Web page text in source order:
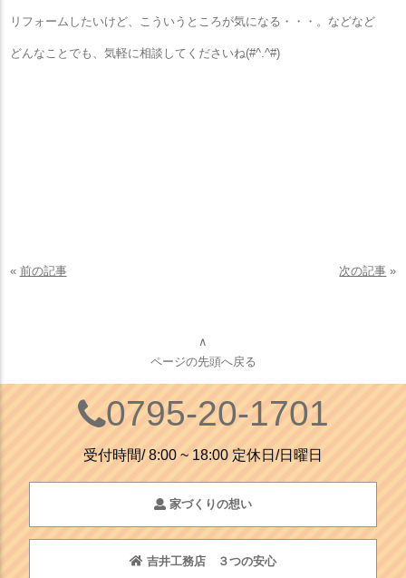
リフォームしたいけど、こういうところが気になる・・・。などなど
どんなことでも、気軽に相談してくださいね(#^.^#)
« 前の記事 次の記事 »
∧
ページの先頭へ戻る
0795-20-1701
受付時間/ 8:00 ~ 18:00 定休日/日曜日
家づくりの想い
吉井工務店 ３つの安心